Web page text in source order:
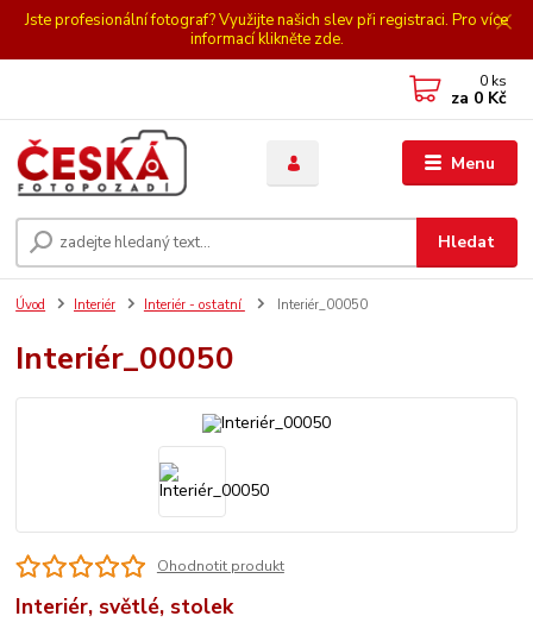
Jste profesionální fotograf? Využijte našich slev při registraci. Pro více
informací klikněte zde.
Menu
Hledat
0 ks
za 0 Kč
Úvod Interiér Interiér - ostatní Interiér_00050
Interiér_00050
Ohodnotit produkt
Interiér, světlé, stolek